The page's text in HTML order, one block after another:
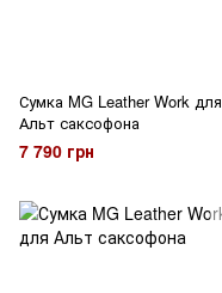
Сумка MG Leather Work для
Альт саксофона
7 790 грн